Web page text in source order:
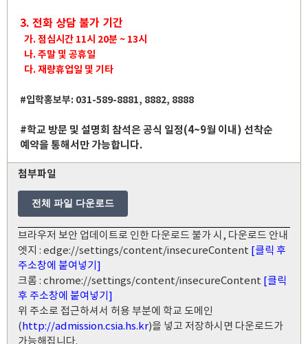
3. 전화 상담 불가 기간
가. 점심시간 11시 20분 ~ 13시
나. 주말 및 공휴일
다. 재량휴업일 및 기타
#입학홍보부: 031-589-8881, 8882, 8888
#학교 방문 및 설명회 참석은 공식 일정(4~9월 이내) 선착순
예약을 통해서만 가능합니다.
첨부파일
전체 파일 다운로드
브라우저 보안 업데이트로 인한 다운로드 불가 시, 다운로드 안내
엣지 : edge://settings/content/insecureContent [클릭 후
주소창에 붙여넣기]
크롬 : chrome://settings/content/insecureContent [클릭
후 주소창에 붙여넣기]
위 주소로 접근하셔서 허용 부분에 학교 도메인
(http://admission.csia.hs.kr)을 넣고 저장하시면 다운로드가
가능해집니다.